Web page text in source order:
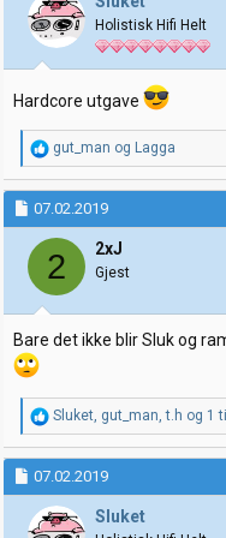
o
n
e
r
Holistisk Hifi Helt
Hardcore utgave
R
e
a
k
s
j
o
n
e
r
:
gut_man og Lagga
07.02.2019
2 2xJ
Gjest
Bare det ikke blir Sluk og
R
e
a
k
s
j
o
Sluket, gut_man,t.h og 1 til
07.02.2019
Sluket